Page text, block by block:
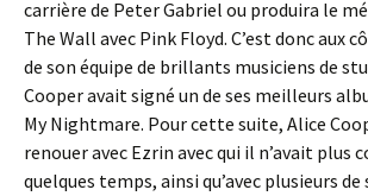
carrière de Peter Gabriel ou produira le
The Wall avec Pink Floyd. C’est donc aux
de son équipe de brillants musiciens de
Cooper avait signé un de ses meilleurs
My Nightmare. Pour cette suite, Alice
renouer avec Ezrin avec qui il n’avait plus
quelques temps, ainsi qu’avec plusieurs de